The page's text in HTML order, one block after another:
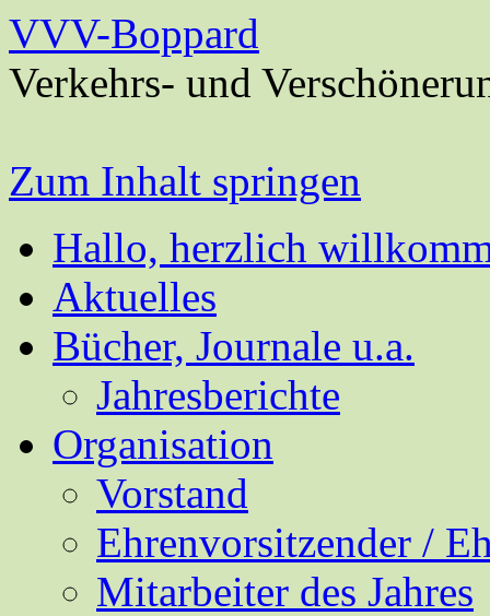
VVV-Boppard
Verkehrs- und
Zum Inhalt springen
Hallo, herzlich
Aktuelles
Bücher, Journale u.a.
Jahresberichte
Organisation
Vorstand
Ehrenvorsitzender /
Mitarbeiter des Jahres